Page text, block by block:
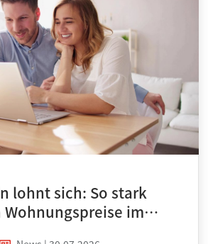
lohnt sich: So stark
im